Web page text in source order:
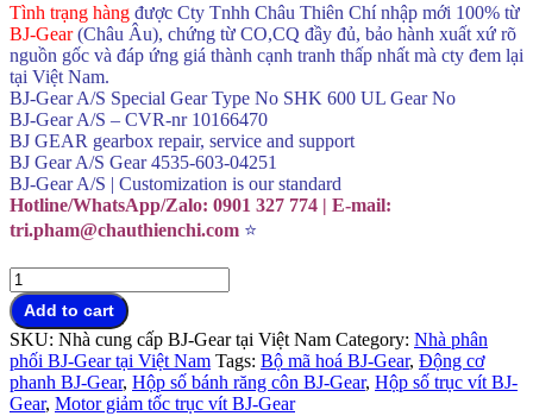
Tình trạng hàng được Cty Tnhh Châu Thiên Chí nhập mới 100% từ
BJ-Gear(Châu Âu), chứng từ CO,CQ đầy đủ, bảo hành xuất xứ rõ
nguồn gốc và đáp ứng giá thành cạnh tranh thấp nhất mà cty đem lại
tại Việt Nam.
BJ-Gear A/S Special Gear Type No SHK 600 UL Gear No
BJ-Gear A/S – CVR-nr 10166470
BJ GEAR gearbox repair, service and support
BJ Gear A/S Gear 4535-603-04251
BJ-Gear A/S | Customization is our standard
Hotline/WhatsApp/Zalo: 0901 327 774 | E-mail:
tri.pham@chauthienchi.com ⭐
Động
cơ
hộp
số
BJ-
Gear
chính
Add to cart
SKU: Nhà cung cấp BJ-Gear tại Việt Nam Category: Nhà phân
phối BJ-Gear tại Việt Nam Tags: Bộ mã hoá BJ-Gear, Động cơ
phanh BJ-Gear, Hộp số bánh răng côn BJ-Gear, Hộp số trục vít BJ-
Gear, Motor giảm tốc trục vít BJ-Gear